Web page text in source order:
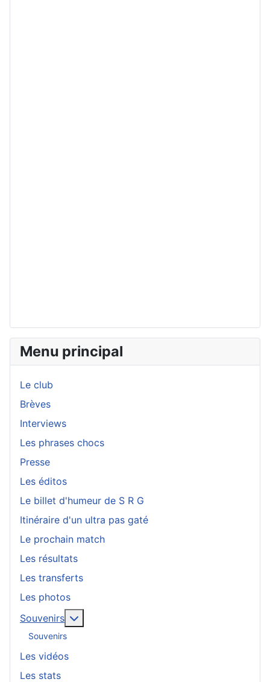
Menu principal
Le club
Brèves
Interviews
Les phrases chocs
Presse
Les éditos
Le billet d'humeur de S R G
Itinéraire d'un ultra pas gaté
Le prochain match
Les résultats
Les transferts
Les photos
Souvenirs
Souvenirs
Les vidéos
Les stats